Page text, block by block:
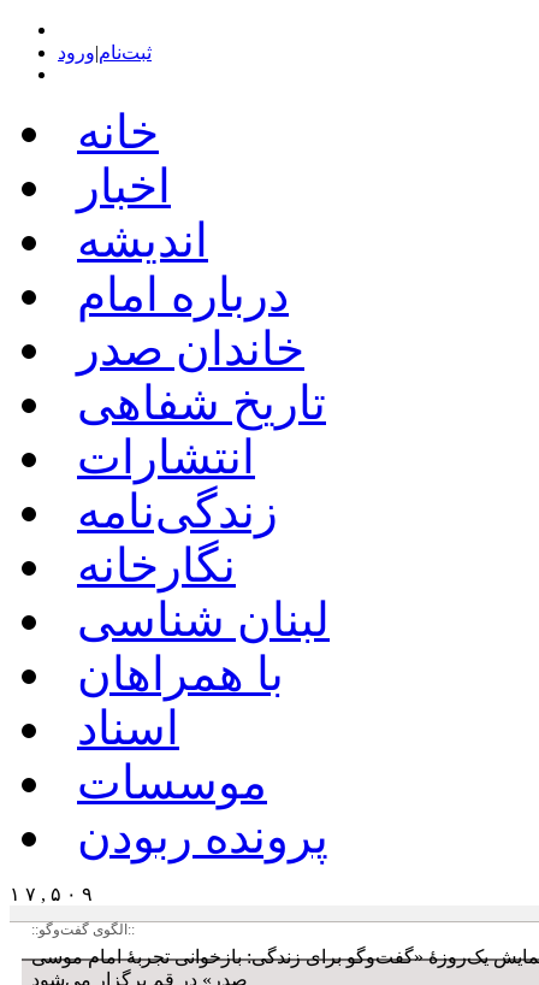
ثبت‌نام|ورود
خانه
اخبار
اندیشه
درباره امام
خاندان صدر
تاریخ شفاهی
انتشارات
زندگی‌نامه
نگارخانه
لبنان شناسی
با همراهان
اسناد
موسسات
پرونده ربودن
۱ ۷ , ۵ ۰ ۹
::الگوی گفت‌وگو::
یک‌روزۀ «گفت‌وگو برای زندگی: بازخوانی تجربۀ امام موسی
صدر» در قم برگزار می‌شود